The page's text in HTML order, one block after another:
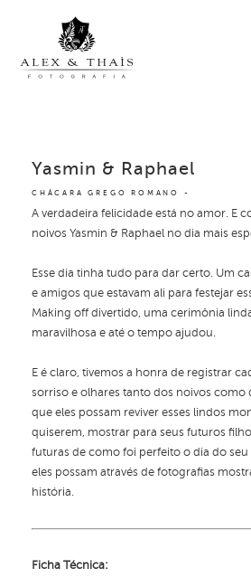
CHÁCARA GREGO ROMANO
Yasmin & Raphael
A verdadeira felicidade está no amor. E
noivos Yasmin & Raphael no dia mais
Esse dia tinha tudo para dar certo. Um
e amigos que estavam ali para festejar
Making off divertido, uma cerimônia
maravilhosa e até o tempo ajudou.
E é claro, tivemos a honra de registrar
sorriso e olhares tanto dos noivos como
que eles possam reviver esses lindos
quiserem, mostrar para seus futuros
futuras de como foi perfeito o dia do
eles possam através de fotografias
história.
Ficha Técnica: